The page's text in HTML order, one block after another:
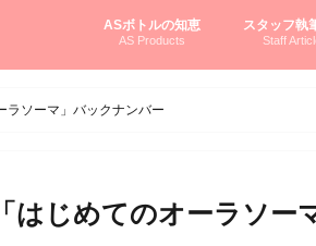
ASボトルの知恵
AS Products
スタッフ執
Staff
ラソーマ」バックナンバー
はじめてのオーラソー